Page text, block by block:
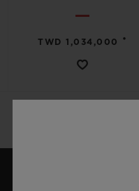
TWD 1,034,000 •